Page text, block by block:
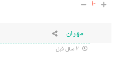
-۱
مهران